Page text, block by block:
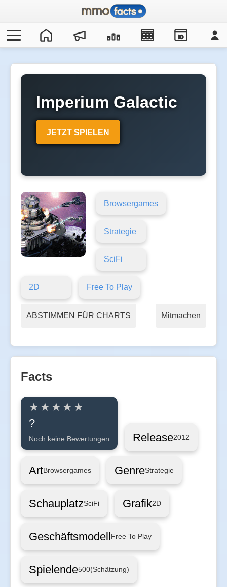
IO
Imperium Galactic
War
JETZT SPIELEN
Browsergames
Strategie
SciFi
2D Free To Play
ABSTIMMEN FÜR CHARTS Mitmachen
Facts
?
Noch keine Bewertungen Release2012
ArtBrowsergames GenreStrategie
SchauplatzSciFi Grafik2D
GeschäftsmodellFree To Play
Spielende500(Schätzung)